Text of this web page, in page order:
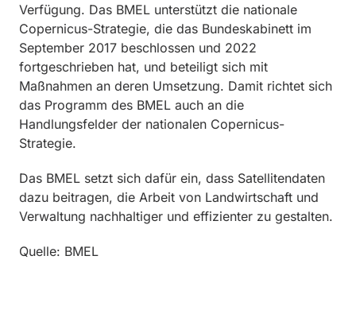
Verfügung. Das BMEL unterstützt die nationale
Copernicus-Strategie, die das Bundeskabinett im
September 2017 beschlossen und 2022
fortgeschrieben hat, und beteiligt sich mit
Maßnahmen an deren Umsetzung. Damit richtet sich
das Programm des BMEL auch an die
Handlungsfelder der nationalen Copernicus-
Strategie.
Das BMEL setzt sich dafür ein, dass Satellitendaten
dazu beitragen, die Arbeit von Landwirtschaft und
Verwaltung nachhaltiger und effizienter zu gestalten.
Quelle: BMEL